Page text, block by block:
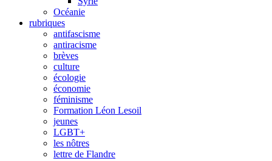
Océanie
rubriques
antifascisme
antiracisme
brèves
culture
écologie
économie
féminisme
Formation Léon Lesoil
jeunes
LGBT+
les nôtres
lettre de Flandre